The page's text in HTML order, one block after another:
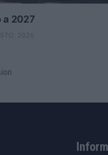
a 2027
2026